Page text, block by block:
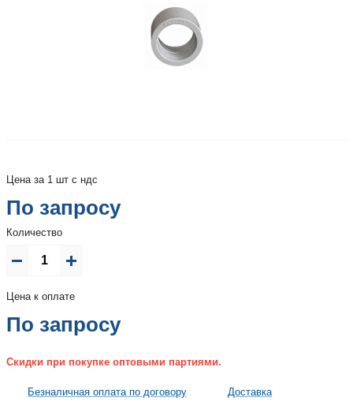
Цена за 1 шт с ндс
По запросу
Количество
Цена к оплате
По запросу
Скидки при покупке оптовыми партиями.
Безналичная оплата по договору Доставка